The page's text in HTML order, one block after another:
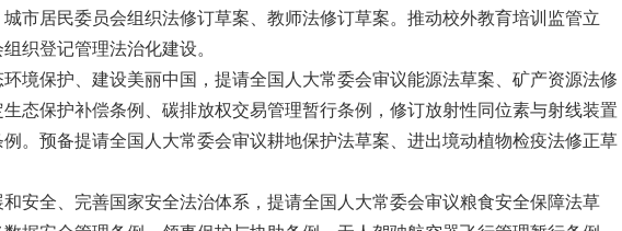
市居民委员会组织法修订草案、教师法修订草案。推动校外教育培训监管立
织登记管理法治化建设。
境保护、建设美丽中国，提请全国人大常委会审议能源法草案、矿产资源法修
态保护补偿条例、碳排放权交易管理暂行条例，修订放射性同位素与射线装置
。预备提请全国人大常委会审议耕地保护法草案、进出境动植物检疫法修正草
安全、完善国家安全法治体系，提请全国人大常委会审议粮食安全保障法草